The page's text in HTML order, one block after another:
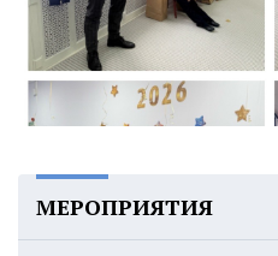
МЕРОПРИЯТИЯ